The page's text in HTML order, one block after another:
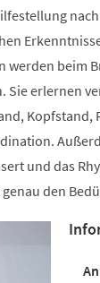
nach
werden beim
Sie erlernen
und das
den